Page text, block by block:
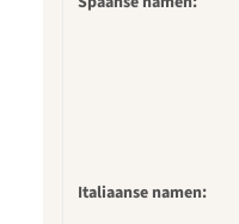
Italiaanse namen: